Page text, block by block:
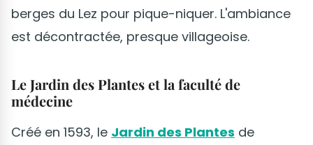
berges du Lez pour pique-niquer. L'ambiance
est décontractée, presque villageoise.
Le Jardin des Plantes et la faculté de
médecine
Créé en 1593, le Jardin des Plantes de